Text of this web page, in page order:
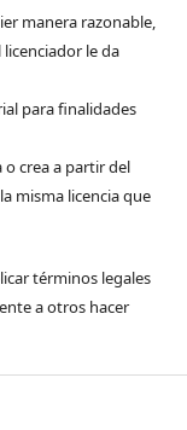
manera razonable,
le da
para finalidades
crea a partir del
misma licencia que
términos legales
a otros hacer